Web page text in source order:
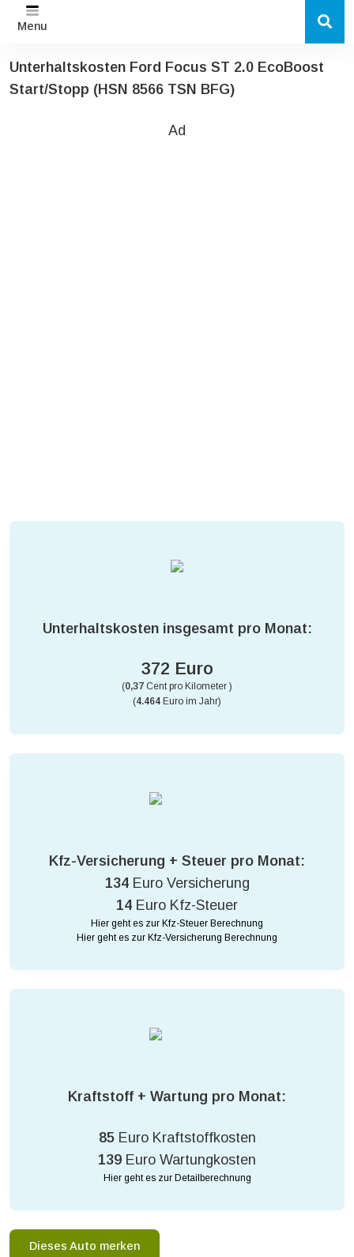
Menu
Unterhaltskosten Ford Focus ST 2.0 EcoBoost
Start/Stopp (HSN 8566 TSN BFG)
Ad
Unterhaltskosten insgesamt pro Monat:
372 Euro
(0,37 Cent pro Kilometer )
(4.464 Euro im Jahr)
Kfz-Versicherung + Steuer pro Monat:
134 Euro Versicherung
14 Euro Kfz-Steuer
Hier geht es zur Kfz-Steuer Berechnung
Hier geht es zur Kfz-Versicherung Berechnung
Kraftstoff + Wartung pro Monat:
85 Euro Kraftstoffkosten
139 Euro Wartungkosten
Hier geht es zur Detailberechnung
Dieses Auto merken